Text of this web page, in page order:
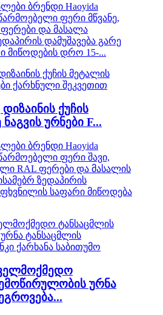
ბრენდი Haoyida
ფერი მწვანე,
და მასალა
დამუშავება გარე
მიწოდების დრო 15-...
ქუჩის
ურნები F...
ბრენდი Haoyida
ფერი შავი,
RAL ფერები და მასალის
ზედაპირის
ფხვნილის საფარი მიწოდება
ურნა